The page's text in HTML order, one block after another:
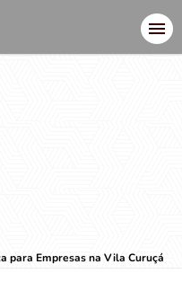
para Empresas na Vila Curuçá